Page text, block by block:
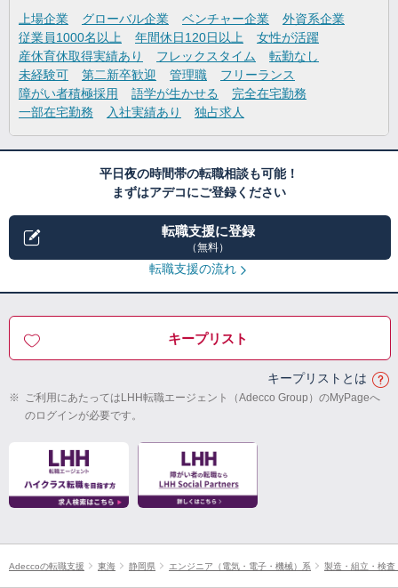
上場企業 グローバル企業 ベンチャー企業
外資系企業
従業員1000名以上
年間休日120日以上
女性が活躍
産休育休取得実績あり
フレックスタイム
転勤なし
未経験可
第二新卒歓迎 管理職
フリーランス
障がい者積極採用
語学が生かせる
完全在宅勤務
一部在宅勤務
入社実績あり 独占求人
平日夜の時間帯の転職相談も可能！
まずはアデコにご登録ください
転職支援に登録
（無料）
転職支援の流れ
キープリスト
キープリストとは
※ ご利用にあたってはLHH転職エージェント（Adecco Group）のMyPageへ
のログインが必要です。
Adeccoの転職支援 東海 静岡県 エンジニア（電気・電子・機械）系 製造・組立・検査